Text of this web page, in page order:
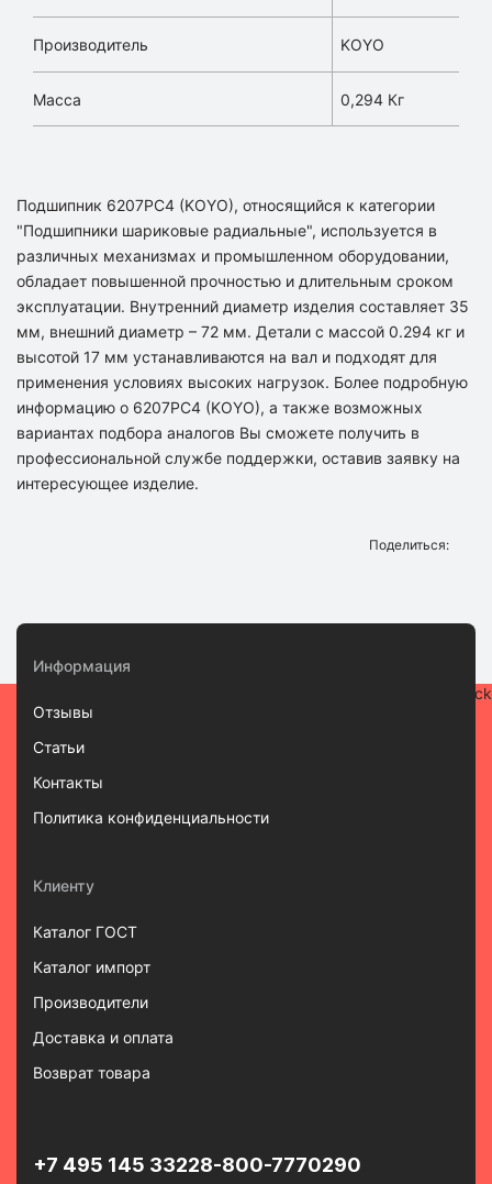
Производитель KOYO
Масса 0,294 Кг
Подшипник 6207PC4 (KOYO), относящийся к категории
"Подшипники шариковые радиальные", используется в
различных механизмах и промышленном оборудовании,
обладает повышенной прочностью и длительным сроком
эксплуатации. Внутренний диаметр изделия составляет 35
мм, внешний диаметр – 72 мм. Детали с массой 0.294 кг и
высотой 17 мм устанавливаются на вал и подходят для
применения условиях высоких нагрузок. Более подробную
информацию о 6207PC4 (KOYO), а также возможных
вариантах подбора аналогов Вы сможете получить в
профессиональной службе поддержки, оставив заявку на
интересующее изделие.
Поделиться:
Информация
Отзывы
Статьи
Контакты
Политика конфиденциальности
Клиенту
Каталог ГОСТ
Каталог импорт
Производители
Доставка и оплата
Возврат товара
+7 495 145 33228-800-7770290